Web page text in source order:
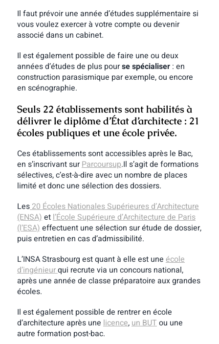
Il faut prévoir une année d’études supplémentaire si
vous voulez exercer à votre compte ou devenir
associé dans un cabinet.
Il est également possible de faire une ou deux
années d’études de plus pourse spécialiser: en
construction parasismique par exemple, ou encore
en scénographie.
Seuls 22 établissements sont habilités à
délivrer le diplôme d’État d’architecte : 21
écoles publiques et une école privée.
Ces établissements sont accessibles après le Bac,
en s’inscrivant surParcoursup.Il s’agit de formations
sélectives, c’est-à-dire avec un nombre de places
limité et donc une sélection des dossiers.
Les20 Écoles Nationales Supérieures d’Architecture
(ENSA)etl’École Supérieure d’Architecture de Paris
(l’ESA)effectuent une sélection sur étude de dossier,
puis entretien en cas d’admissibilité.
L’INSA Strasbourg est quant à elle est une école
d’ingénieurqui recrute via un concours national,
après une année de classe préparatoire aux grandes
écoles.
Il est également possible de rentrer en école
d’architecture après une licence,un BUTou une
autre formation post-bac.